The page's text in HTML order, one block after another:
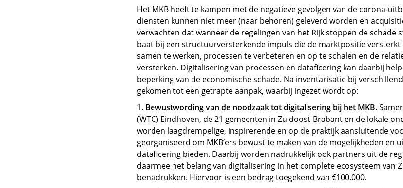
Het MKB heeft te kampen met de negatieve gevolgen van de corona-
diensten kunnen niet meer (naar behoren) geleverd worden en
verwachten dat wanneer de regelingen van het Rijk stoppen de schade
baat bij een structuurversterkende impuls die de marktpositie
samen te werken, processen te verbeteren en op te schalen en de
versterken. Digitalisering van processen en dataficering kan daarbij
beperking van de economische schade. Na inventarisatie bij
gekomen tot een getrapte aanpak, waarbij ingezet wordt op:
1. Bewustwording van de noodzaak tot digitalisering bij het MKB.
(WTC) Eindhoven, de 21 gemeenten in Zuidoost-Brabant en de lokale
worden laagdrempelige, inspirerende en op de praktijk aansluitende
georganiseerd om MKB’ers bewust te maken van de mogelijkheden en
dataficering bieden. Daarbij worden nadrukkelijk ook partners uit de
daarmee het belang van digitalisering in het complete ecosysteem van
benadrukken. Hiervoor is een bedrag toegekend van €100.000.